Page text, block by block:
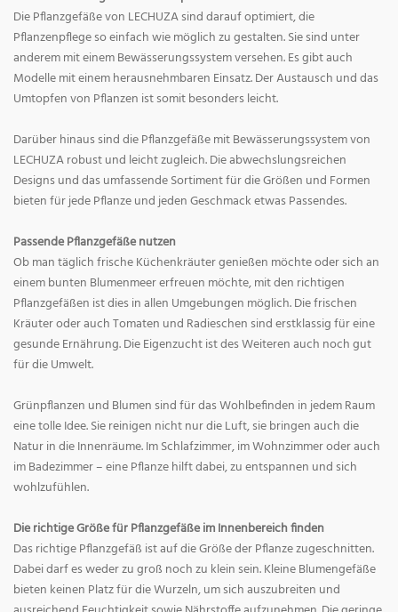
Die Pflanzgefäße von LECHUZA sind darauf optimiert, die
Pflanzenpflege so einfach wie möglich zu gestalten. Sie sind unter
anderem mit einem Bewässerungssystem versehen. Es gibt auch
Modelle mit einem herausnehmbaren Einsatz. Der Austausch und das
Umtopfen von Pflanzen ist somit besonders leicht.
Darüber hinaus sind die Pflanzgefäße mit Bewässerungssystem von
LECHUZA robust und leicht zugleich. Die abwechslungsreichen
Designs und das umfassende Sortiment für die Größen und Formen
bieten für jede Pflanze und jeden Geschmack etwas Passendes.
Passende Pflanzgefäße nutzen
Ob man täglich frische Küchenkräuter genießen möchte oder sich an
einem bunten Blumenmeer erfreuen möchte, mit den richtigen
Pflanzgefäßen ist dies in allen Umgebungen möglich. Die frischen
Kräuter oder auch Tomaten und Radieschen sind erstklassig für eine
gesunde Ernährung. Die Eigenzucht ist des Weiteren auch noch gut
für die Umwelt.
Grünpflanzen und Blumen sind für das Wohlbefinden in jedem Raum
eine tolle Idee. Sie reinigen nicht nur die Luft, sie bringen auch die
Natur in die Innenräume. Im Schlafzimmer, im Wohnzimmer oder auch
im Badezimmer – eine Pflanze hilft dabei, zu entspannen und sich
wohlzufühlen.
Die richtige Größe für Pflanzgefäße im Innenbereich finden
Das richtige Pflanzgefäß ist auf die Größe der Pflanze zugeschnitten.
Dabei darf es weder zu groß noch zu klein sein. Kleine Blumengefäße
bieten keinen Platz für die Wurzeln, um sich auszubreiten und